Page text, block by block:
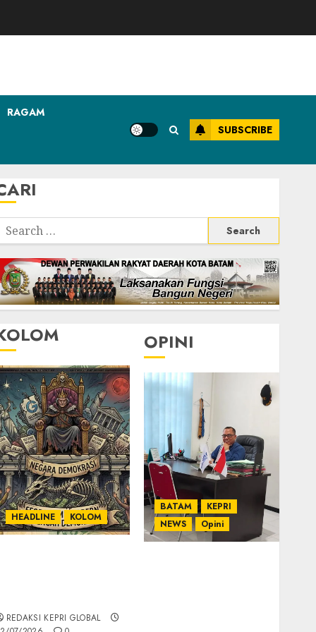
RAGAM
SUBSCRIBE
Search
HEADLINE KOLOM
REDAKSI KEPRI GLOBAL
OPINI
BATAM
KEPRI
NEWS
Opini